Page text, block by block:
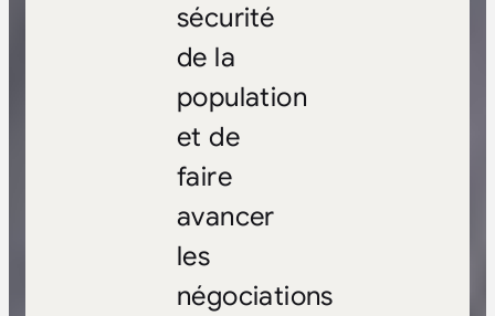
sécurité
de la
population
et de
faire
avancer
les
négociations